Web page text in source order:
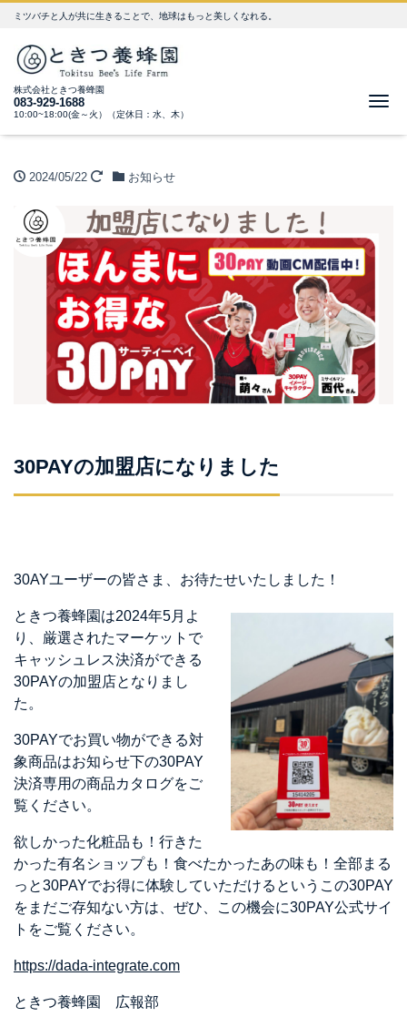
ミツバチと人が共に生きることで、地球はもっと美しくなれる。
株式会社ときつ養蜂園
083-929-1688
10:00~18:00(金～火）（定休日：水、木）
2024/05/22 お知らせ
30PAYの加盟店になりました
30AYユーザーの皆さま、お待たせいたしました！
ときつ養蜂園は2024年5月よ
り、厳選されたマーケットで
キャッシュレス決済ができる
30PAYの加盟店となりまし
た。
30PAYでお買い物ができる対
象商品はお知らせ下の30PAY
決済専用の商品カタログをご
覧ください。
欲しかった化粧品も！行きた
かった有名ショップも！食べたかったあの味も！全部まる
っと30PAYでお得に体験していただけるというこの30PAY
をまだご存知ない方は、ぜひ、この機会に30PAY公式サイ
トをご覧ください。
https://dada-integrate.com
ときつ養蜂園 広報部